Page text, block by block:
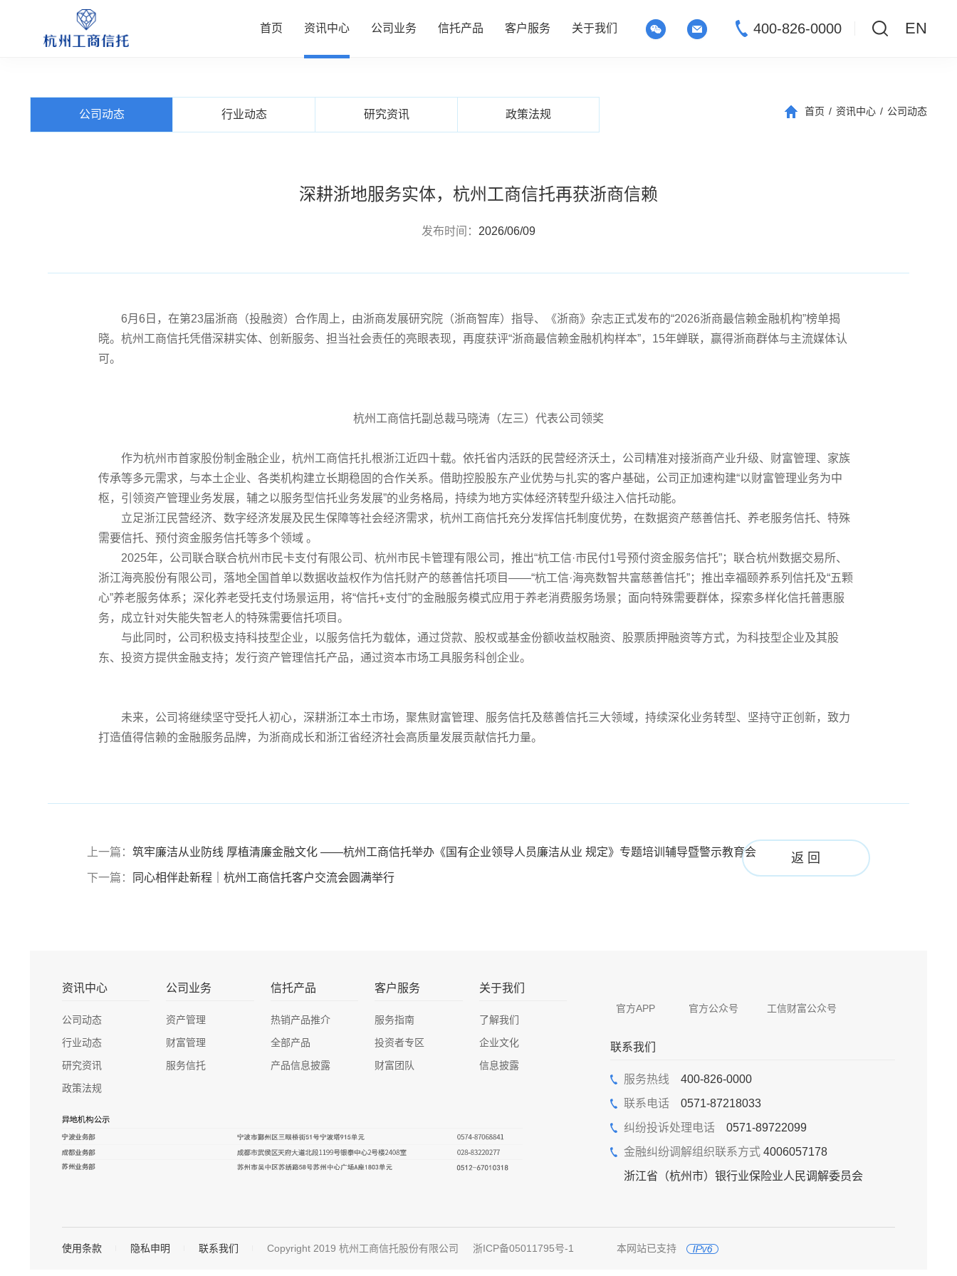
首页 资讯中心
资讯中心
行业动态
政策法规
公司业务
公司业务
财富管理
信托产品
信托产品
全部产品
慈善信托
客户服务
客户服务
投资者专区
关于我们
关于我们
企业文化
400-826-0000 EN
公司动态 行业动态 研究资讯 政策法规 首页 / 资讯中心 / 公司动态
深耕浙地服务实体，杭州工商信托再获浙商信赖
发布时间： 2026/06/09
6月6 日，在第23届浙商（投融资）合作周上，由浙商发展研究院（浙商智库）指导、《浙商》杂志正式发布的“2026浙商最信赖金融机构”榜单揭
晓。杭州工商信托凭借深耕实体、创新服务、担当社会责任的亮眼表现，再度获评“浙商最信赖金融机构样本”， 15年蝉联，赢得浙商群体与主流媒体认
可。
杭州工商信托副总裁马晓涛（左三）代表公司领奖
作为杭州市首家股份制金融企业，杭州工商信托扎根浙江近四十载。依托省内活跃的民营经济沃土，公司精准对接浙商产业升级、财富管理、家族
传承等多元需求，与本土企业、各类机构建立长期稳固的合作关系。借助控股股东产业优势与扎实的客户基础，公司正加速构建“以财富管理业务为中
枢，引领资产管理业务发展，辅之以服务型信托业务发展”的业务格局，持续为地方实体经济转型升级注入信托动能。
立足浙江民营经济、数字经济发展及民生保障等社会经济需求，杭州工商信托充分发挥信托制度优势，在数据资产慈善信托、养老服务信托、特殊
需要信托、预付资金服务信托等多个领域 。
2025年，公司联合联合杭州市民卡支付有限公司、杭州市民卡管理有限公司，推出“杭工信·市民付1号预付资金服务信托”；联合杭州数据交易所、
浙江海亮股份有限公司，落地全国首单以数据收益权作为信托财产的慈善信托项目——“杭工信·海亮数智共富慈善信托”；推出幸福颐养系列信托及“五颗
心”养老服务体系；深化养老受托支付场景运用，将“信托+支付”的金融服务模式应用于养老消费服务场景；面向特殊需要群体，探索多样化信托普惠服
务，成立针对失能失智老人的特殊需要信托项目。
与此同时，公司积极支持科技型企业，以服务信托为载体，通过贷款、股权或基金份额收益权融资、股票质押融资等方式，为科技型企业及其股
东、投资方提供金融支持；发行资产管理信托产品，通过资本市场工具服务科创企业。
未来，公司将继续坚守受托人初心，深耕浙江本土市场，聚焦财富管理、服务信托及慈善信托三大领域，持续深化业务转型、坚持守正创新，致力
打造值得信赖的金融服务品牌，为浙商成长和浙江省经济社会高质量发展贡献信托力量。
上一篇：筑牢廉洁从业防线 厚植清廉金融文化 ——杭州工商信托举办《国有企业领导人员廉洁从业 规定》专题培训辅导暨警示教育会
下一篇： 同心相伴赴新程｜杭州工商信托客户交流会圆满举行
返 回
资讯中心
公司动态
行业动态
研究资讯
政策法规
公司业务
资产管理
财富管理
服务信托
信托产品
热销产品推介
全部产品
产品信息披露
客户服务
服务指南
投资者专区
财富团队
关于我们
了解我们
企业文化
信息披露
官方APP 官方公众号 工信财富公众号
联系我们
服务热线 400-826-0000
联系电话 0571-87218033
纠纷投诉处理电话 0571-89722099
金融纠纷调解组织联系方式 4006057178
浙江省（杭州市）银行业保险业人民调解委员会
使用条款 隐私申明 联系我们 Copyright 2019 杭州工商信托股份有限公司 浙ICP备05011795号-1 本网站已支持